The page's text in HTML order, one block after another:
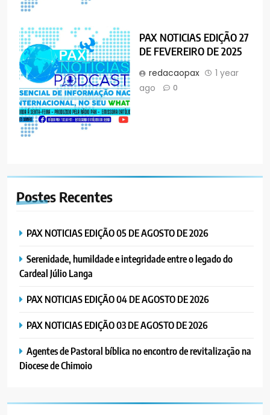
PAX NOTICIAS EDIÇÃO 27
DE FEVEREIRO DE 2025
redacaopax
1 year
ago
0
Postes Recentes
PAX NOTICIAS EDIÇÃO 05 DE AGOSTO DE 2026
Serenidade, humildade e integridade entre o legado do
Cardeal Júlio Langa
PAX NOTICIAS EDIÇÃO 04 DE AGOSTO DE 2026
PAX NOTICIAS EDIÇÃO 03 DE AGOSTO DE 2026
Agentes de Pastoral bíblica no encontro de revitalização na
Diocese de Chimoio